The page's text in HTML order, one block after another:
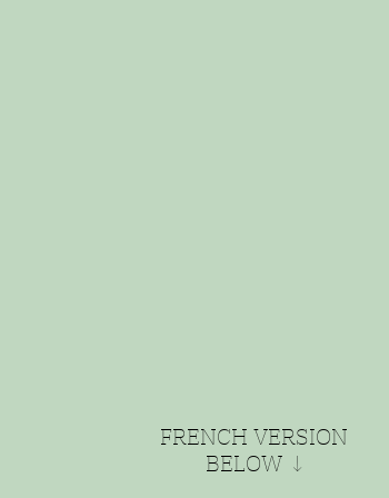
FRENCH VERSION
BELOW ↓